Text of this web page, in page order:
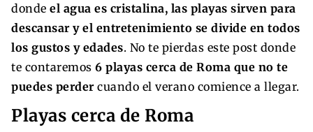
donde el agua es cristalina, las playas sirven para
descansar y el entretenimiento se divide en todos
los gustos y edades. No te pierdas este post donde
te contaremos 6 playas cerca de Roma que no te
puedes perder cuando el verano comience a llegar.
Playas cerca de Roma